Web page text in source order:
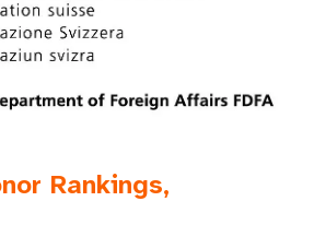
Rankings,